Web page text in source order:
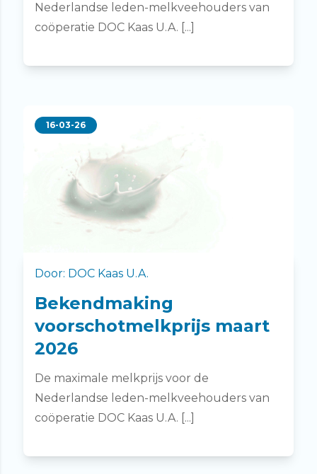
Nederlandse leden-melkveehouders van
coöperatie DOC Kaas U.A. [...]
16-03-26
Door: DOC Kaas U.A.
Bekendmaking
voorschotmelkprijs maart
2026
De maximale melkprijs voor de
Nederlandse leden-melkveehouders van
coöperatie DOC Kaas U.A. [...]